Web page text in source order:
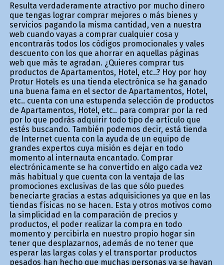
Resulta verdaderamente atractivo por mucho dinero
que tengas lograr comprar mejores o más bienes y
servicios pagando la misma cantidad, ven a nuestra
web cuando vayas a comprar cualquier cosa y
encontrarás todos los códigos promocionales y vales
descuento con los que ahorrar en aquellas páginas
web que más te agradan. ¿Quieres comprar tus
productos de Apartamentos, Hotel, etc..? Hoy por hoy
Protur Hotels es una tienda electrónica se ha ganado
una buena fama en el sector de Apartamentos, Hotel,
etc.. cuenta con una estupenda selección de productos
de Apartamentos, Hotel, etc.. para comprar por la red
por lo que podrás adquirir todo tipo de artículo que
estés buscando. También podemos decir, está tienda
de Internet cuenta con la ayuda de un equipo de
grandes expertos cuya misión es dejar en todo
momento al internauta encantado. Comprar
electrónicamente se ha convertido en algo cada vez
más habitual y que cuenta con la ventaja de las
promociones exclusivas de las que sólo puedes
beneficiarte gracias a estas adquisiciones ya que en las
tiendas físicas no se hacen. Esta y otros motivos como
la simplicidad en la comparación de precios y
productos, el poder realizar la compra en todo
momento y percibirla en nuestro propio hogar sin
tener que desplazarnos, además de no tener que
esperar las largas colas y el transportar productos
pesados han hecho que muchas personas ya se hayan